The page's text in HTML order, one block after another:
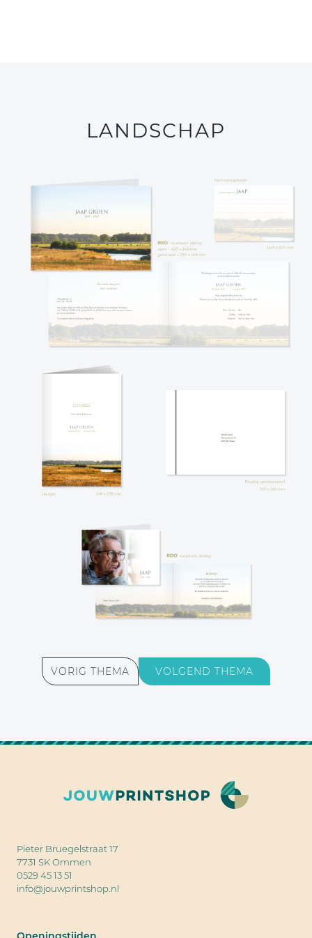
LANDSCHAP
VORIG THEMA VOLGEND THEMA
Pieter Bruegelstraat 17
7731 SK Ommen
0529 45 13 51
info@jouwprintshop.nl